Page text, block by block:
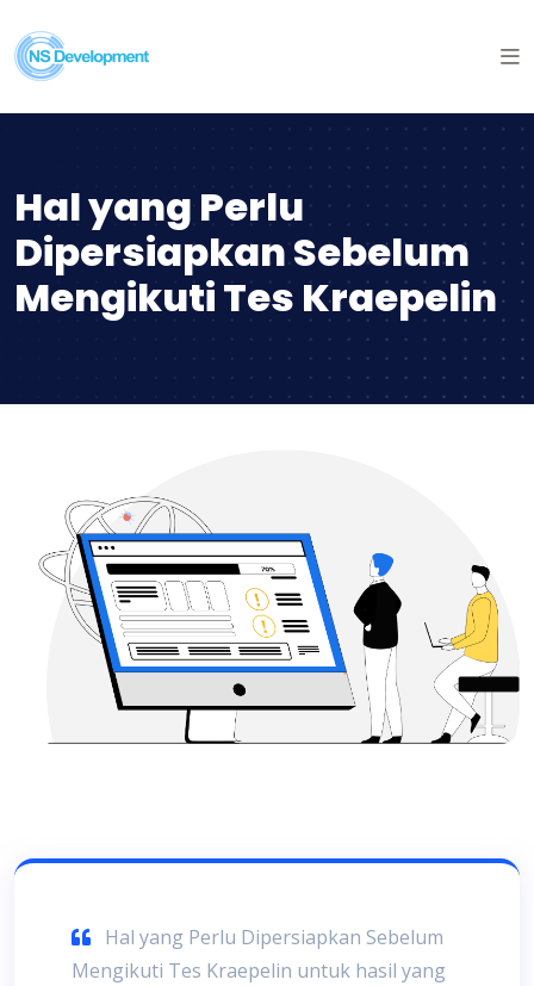
Hal yang Perlu
Dipersiapkan Sebelum
Mengikuti Tes Kraepelin
Hal yang Perlu Dipersiapkan Sebelum
Mengikuti Tes Kraepelin untuk hasil yang